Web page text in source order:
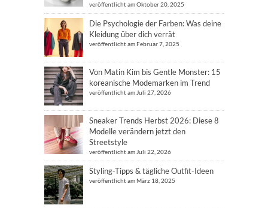
veröffentlicht am Oktober 20, 2025
Die Psychologie der Farben: Was deine
Kleidung über dich verrät
veröffentlicht am Februar 7, 2025
Von Matin Kim bis Gentle Monster: 15
koreanische Modemarken im Trend
veröffentlicht am Juli 27, 2026
Sneaker Trends Herbst 2026: Diese 8
Modelle verändern jetzt den
Streetstyle
veröffentlicht am Juli 22, 2026
Styling-Tipps & tägliche Outfit-Ideen
veröffentlicht am März 18, 2025